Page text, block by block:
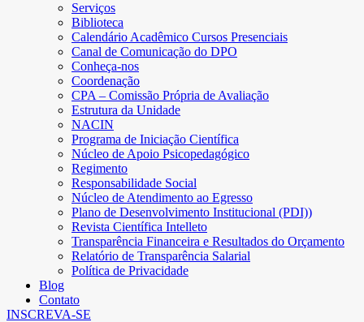
Serviços
Biblioteca
Calendário Acadêmico Cursos Presenciais
Canal de Comunicação do DPO
Conheça-nos
Coordenação
CPA – Comissão Própria de Avaliação
Estrutura da Unidade
NACIN
Programa de Iniciação Científica
Núcleo de Apoio Psicopedagógico
Regimento
Responsabilidade Social
Núcleo de Atendimento ao Egresso
Plano de Desenvolvimento Institucional (PDI))
Revista Científica Intelleto
Transparência Financeira e Resultados do Orçamento
Relatório de Transparência Salarial
Política de Privacidade
Blog
Contato
INSCREVA-SE